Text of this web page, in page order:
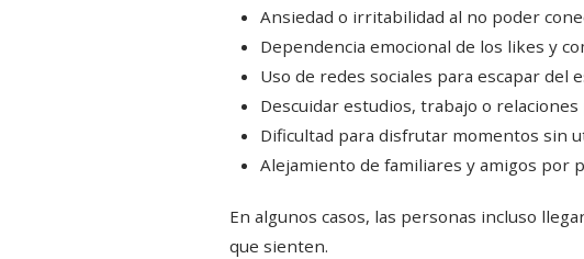
Ansiedad o irritabilidad al no poder
Dependencia emocional de los likes y
Uso de redes sociales para escapar del
Descuidar estudios, trabajo o relaciones
Dificultad para disfrutar momentos sin
Alejamiento de familiares y amigos por
En algunos casos, las personas incluso
que sienten.